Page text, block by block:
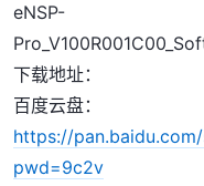
eNSP-
下载地址：
百度云盘：
https://pan.baidu.com/
pwd=9c2v